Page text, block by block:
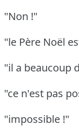
"Non !"
"le Père Noël
"il a beaucoup
"ce n'est pas
"impossible !"